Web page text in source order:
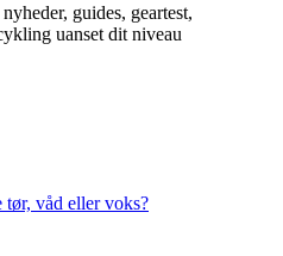
guides, geartest,
uanset dit niveau
våd eller voks?